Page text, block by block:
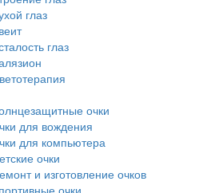
глаз
глаз
очки
для вождения
для компьютера
очки
и изготовление очков